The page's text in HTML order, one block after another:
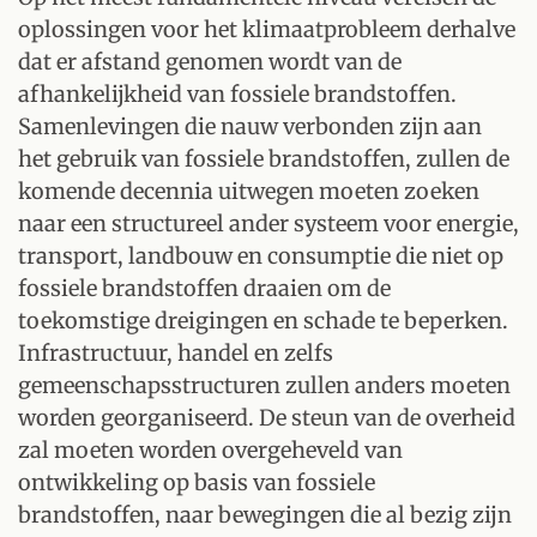
oplossingen voor het klimaatprobleem derhalve
dat er afstand genomen wordt van de
afhankelijkheid van fossiele brandstoffen.
Samenlevingen die nauw verbonden zijn aan
het gebruik van fossiele brandstoffen, zullen de
komende decennia uitwegen moeten zoeken
naar een structureel ander systeem voor energie,
transport, landbouw en consumptie die niet op
fossiele brandstoffen draaien om de
toekomstige dreigingen en schade te beperken.
Infrastructuur, handel en zelfs
gemeenschapsstructuren zullen anders moeten
worden georganiseerd. De steun van de overheid
zal moeten worden overgeheveld van
ontwikkeling op basis van fossiele
brandstoffen, naar bewegingen die al bezig zijn